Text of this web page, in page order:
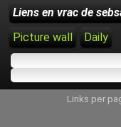
Liens en vrac de
Picture wall
Daily
Links per